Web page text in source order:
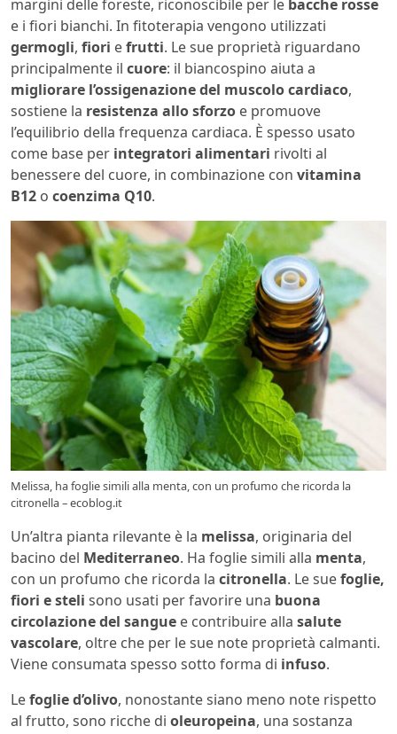
margini delle foreste, riconoscibile per le bacche rosse
e i fiori bianchi. In fitoterapia vengono utilizzati
germogli, fiori efrutti. Le sue proprietà riguardano
principalmente il cuore: il biancospino aiuta a
migliorare l’ossigenazione del muscolo cardiaco,
sostiene la resistenza allo sforzo e promuove
l’equilibrio della frequenza cardiaca. È spesso usato
come base per integratori alimentari rivolti al
benessere del cuore, in combinazione con vitamina
B12 o coenzima Q10.
Melissa, ha foglie simili alla menta, con un profumo che ricorda la
citronella – ecoblog.it
Un’altra pianta rilevante è la melissa, originaria del
bacino del Mediterraneo. Ha foglie simili alla menta,
con un profumo che ricorda la citronella. Le suefoglie,
fiori e steli sono usati per favorire una buona
circolazione del sangue e contribuire alla salute
vascolare, oltre che per le sue note proprietà calmanti.
Viene consumata spesso sotto forma di infuso.
Lefoglie d’olivo, nonostante siano meno note rispetto
al frutto, sono ricche di oleuropeina, una sostanza